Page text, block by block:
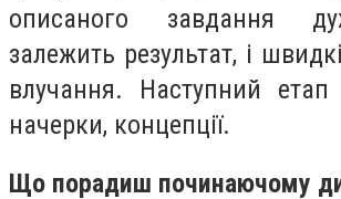
описаного завдання
залежить результат, і
влучання. Наступний
начерки, концепції.
Що порадиш починаючому